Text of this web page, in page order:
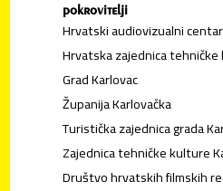
pokrovitelji
Hrvatski audiovizualni centar
Hrvatska zajednica
Grad Karlovac
Županija Karlovačka
Turistička zajednica grada
Zajednica tehničke kulture
Društvo hrvatskih filmskih